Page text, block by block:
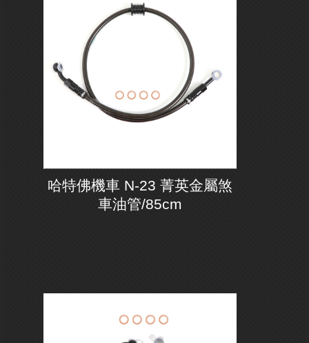
哈特佛機車 N-23 菁英金屬煞
車油管/85cm